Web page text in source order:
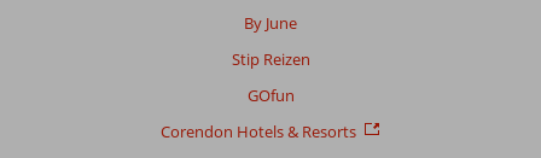
By June
Stip Reizen
GOfun
Corendon Hotels & Resorts